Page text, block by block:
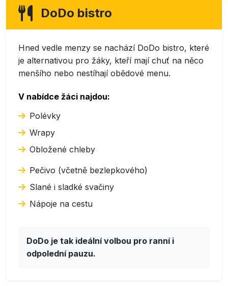
DoDo bistro
Hned vedle menzy se nachází DoDo bistro, které
je alternativou pro žáky, kteří mají chuť na něco
menšího nebo nestíhají obědové menu.
V nabídce žáci najdou:
Polévky
Wrapy
Obložené chleby
Pečivo (včetně bezlepkového)
Slané i sladké svačiny
Nápoje na cestu
DoDo je tak ideální volbou pro ranní i
odpolední pauzu.